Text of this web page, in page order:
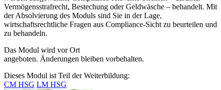
Vermögensstrafrecht, Bestechung oder Geldwäsche – behandelt. Mit
der Absolvierung des Moduls sind Sie in der Lage,
wirtschaftsrechtliche Fragen aus Compliance-Sicht zu beurteilen und
zu behandeln.
Das Modul wird vor Ort
angeboten. Änderungen bleiben vorbehalten.
Dieses Modul ist Teil der Weiterbildung:
CM HSG LM HSG